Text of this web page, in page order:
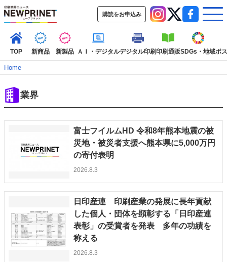
購読をお申込み
TOP 新商品 新製品 ＡＩ・デジタルデジタル印刷印刷通販SDGs・地域ポ
インデックス
インタビュー
コレクション
新商品 新製品 ＡＩ・デジタル
ポストプレス
特集記事カテゴリー一覧
2022 見える化・MIS特集
特集・デジタル印刷 アイデアで勝負！ ～多様なビジネス・多彩な商材～
JAPAN PACK 2023 特集
中古印刷機・製本機特集
Home
業界
富士フイルムHD 令和8年熊本地震の被
災地・被災者支援へ熊本県に5,000万円
の寄付表明
2026.8.3
日印産連 印刷産業の発展に長年貢献
した個人・団体を顕彰する「日印産連
表彰」の受賞者を発表 多年の功績を
称える
2026.8.3